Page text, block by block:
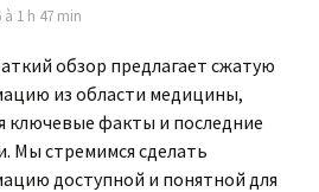
à 1 h 47 min
обзор предлагает сжатую
из области медицины,
ключевые факты и последние
Мы стремимся сделать
доступной и понятной для